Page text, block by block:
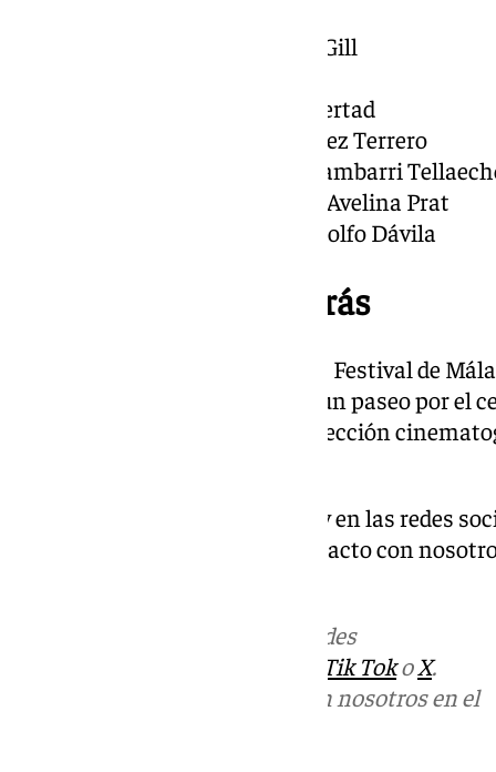
Ravens (Cuervos); de Mark Gill
Sorda (VOSLSE); de Eva Libertad
Sugar Island;Johanné Gómez Terrero
Todo lo que no sé; de Ana Lambarri
Una quinta portuguesa; de Avelina Prat
Violentas mariposas; de Adolfo Dávila
Se acaba la cuenta atrás
A tan solo un día del inicio, el 28 Festival de
gran semana. Solo hay que dar un paseo por el
ni siquiera la lluvia para la proyección
Descubre más noticias de 101Tv en las redes
Tok o X. Puedes ponerte en contacto con
en las redes
Tik TokoX.
Puedes ponerte en contacto con nosotros en el